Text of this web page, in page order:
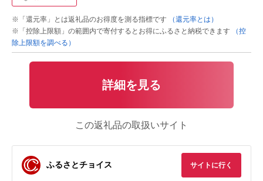
※「還元率」とは返礼品のお得度を測る指標です
（還元率とは）
※「控除上限額」の範囲内で寄付するとお得にふるさと納税できます
（控
除上限額を調べる）
詳細を見る
この返礼品の取扱いサイト
ふるさとチョイス サイトに行く